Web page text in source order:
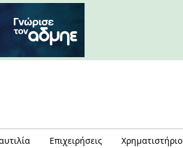
Επιχειρήσεις Χρηματιστήριο